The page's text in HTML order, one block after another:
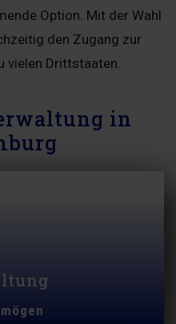
Option. Mit der Wahl
den Zugang zur
vielen Drittstaaten.
in